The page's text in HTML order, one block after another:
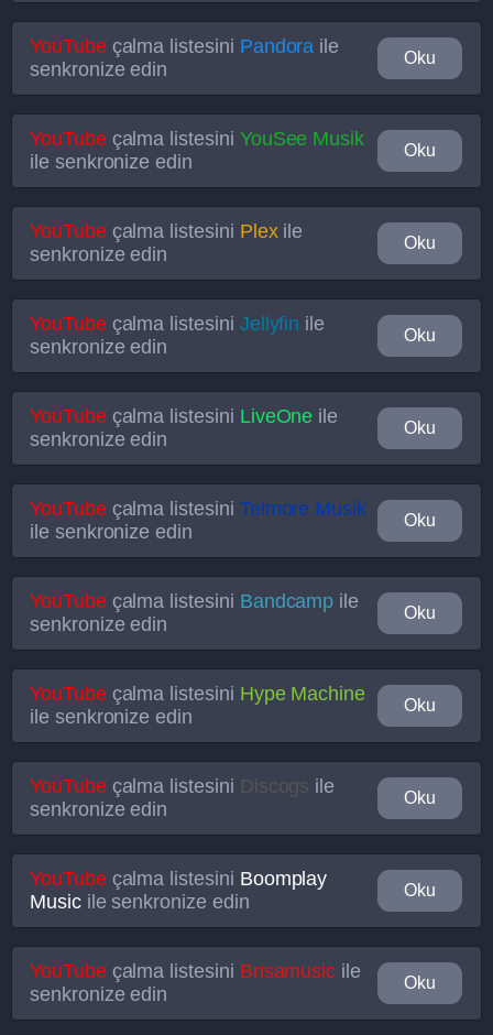
YouTubeçalma listesini Pandora ile
senkronize edin
Oku
YouTubeçalma listesini YouSee Musik
ile senkronize edin
Oku
YouTubeçalma listesini Plexile
senkronize edin
Oku
YouTubeçalma listesini Jellyfin ile
senkronize edin
Oku
YouTubeçalma listesini LiveOne ile
senkronize edin
Oku
YouTubeçalma listesini Telmore Musik
ile senkronize edin
Oku
YouTubeçalma listesini Bandcamp ile
senkronize edin
Oku
YouTubeçalma listesini Hype Machine
ile senkronize edin
Oku
YouTubeçalma listesini Discogs ile
senkronize edin
Oku
YouTubeçalma listesini Boomplay
Musicile senkronize edin
Oku
YouTubeçalma listesini Brisamusic ile
senkronize edin
Oku